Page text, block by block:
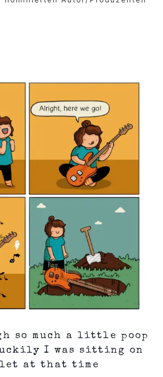
so much a little poop
I was sitting on
at that time